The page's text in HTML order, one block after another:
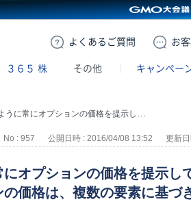
よくある ご質問 お
３６５ 株 その他 キャンペー
市場がないため、店頭通貨オプションの価格は、複数の要素に基づき計算され、基本的には相対取引で価格は決定される。
No : 957 公開日時 : 2016/04/08 13:52 更新
オプションの価格を提示し
価格は、複数の要素に基づ